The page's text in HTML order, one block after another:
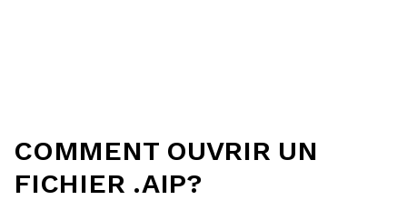
COMMENT OUVRIR UN
FICHIER .AIP?